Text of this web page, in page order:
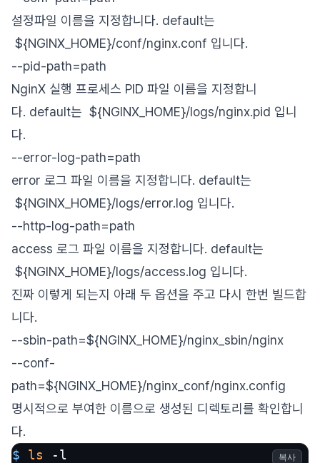
설정파일 이름을 지정합니다. default는
${NGINX_HOME}/conf/nginx.conf 입니다.
--pid-path=path
NginX 실행 프로세스 PID 파일 이름을 지정합니
다. default는 ${NGINX_HOME}/logs/nginx.pid 입니
다.
--error-log-path=path
error 로그 파일 이름을 지정합니다. default는
${NGINX_HOME}/logs/error.log 입니다.
--http-log-path=path
access 로그 파일 이름을 지정합니다. default는
${NGINX_HOME}/logs/access.log 입니다.
진짜 이렇게 되는지 아래 두 옵션을 주고 다시 한번 빌드합
니다.
--sbin-path=${NGINX_HOME}/nginx_sbin/nginx
--conf-
path=${NGINX_HOME}/nginx_conf/nginx.config
명시적으로 부여한 이름으로 생성된 디렉토리를 확인합니
다.
$ ls -l
복사